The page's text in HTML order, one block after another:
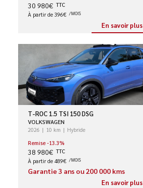
30 980€ TTC
À partir de 396€ /MOIS
En savoir plus
T-ROC 1.5 TSI 150 DSG
VOLKSWAGEN
2026 10 km
Hybride
Remise -13.3%
38 980€ TTC
À partir de 489€ /MOIS
Garantie 3 ans ou 200 000 kms
En savoir plus